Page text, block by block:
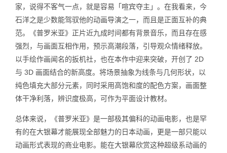
家，说得不客气一点，就是容易「喧宾夺主」。在我看来，今
石洋之是少数能驾驭他的动画导演之一，而且是正面互补的典
范。《普罗米亚》正片近九成时间都有背景音乐，而且存在感
强烈，与画面互相作用，预示高潮段落，引导观众情绪释放。
以手绘作画闻名的扳机社，也在本作中迎来突破，开创了 2D
与 3D 画面结合的新高度。将场景抽象为线条与几何形状，以
纯色填充大部分元素，同时采用高饱和度的配色方案，画面整
体干净利落，辨识度极高，可作为平面设计教材。
总体来说，《普罗米亚》是一部极其偏科的动画电影，也是罕
有的在大银幕才能展现全部魅力的日本动画，更是一部只能以
动画形式表现的商业电影。能在大银幕欣赏这种超级系动画的